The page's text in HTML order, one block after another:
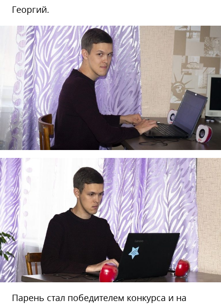
Георгий.
Парень стал победителем конкурса и на